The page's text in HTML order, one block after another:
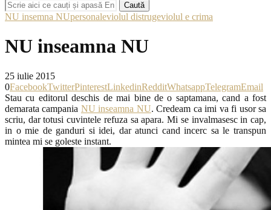
Caută
NU insemna NUpersonaleviolul distrugeviolul e crima
NU inseamna NU
25 iulie 2015
0FacebookTwitterPinterestLinkedinRedditWhatsappTelegramEmail
Stau cu editorul deschis de mai bine de o saptamana, cand a fost
demarata campania NU inseamna NU. Credeam ca imi va fi usor sa
scriu, dar totusi cuvintele refuza sa apara. Mi se invalmasesc in cap,
in o mie de ganduri si idei, dar atunci cand incerc sa le transpun
mintea mi se goleste instant.